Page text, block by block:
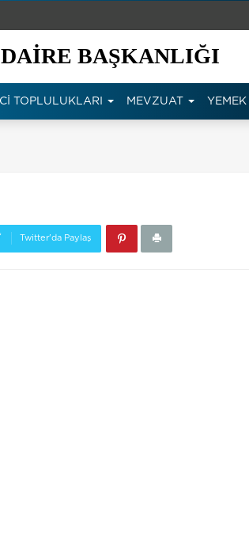
BAŞKANLIĞI
TOPLULUKLARI MEVZUAT YEMEK
Twitter'da Paylaş